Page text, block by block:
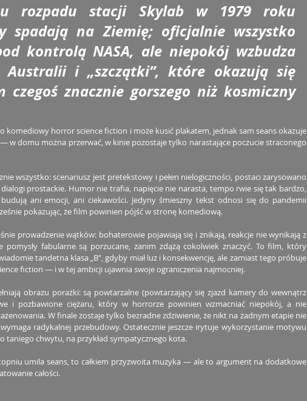
rozpadu stacji Skylab w 1979 roku
spadają na Ziemię; oficjalnie wszystko
kontrolą NASA, ale niepokój wzbudza
i „szczątki”, które okazują się
czegoś znacznie gorszego niż kosmiczny
komediowy horror science fiction i może kusić plakatem, jednak sam seans okazuje
w domu można przerwać, w kinie pozostaje tylko narastające poczucie straconego
wszystko: scenariusz jest pretekstowy i pełen nielogiczności, postaci zarysowano
prostackie. Humor nie trafia, napięcie nie narasta, tempo rwie się tak bardzo,
ani emocji, ani ciekawości. Jedyny śmieszny tekst odnosi się do pandemii
pokazując, że film powinien pójść w stronę komediową.
prowadzenie wątków: bohaterowie pojawiają się i znikają, reakcje nie wynikają z
pomysły fabularne są porzucane, zanim zdążą cokolwiek znaczyć. To film, który
tandetna klasa „B”, gdyby miał luz i konsekwencję, ale zamiast tego próbuje
fiction — i w tej ambicji ujawnia swoje ograniczenia najmocniej.
obrazu porażki: są powtarzalne (powtarzający się zjazd kamery do wewnątrz
i pozbawione ciężaru, który w horrorze powinien wzmacniać niepokój, a nie
W finale zostaje tylko bezradne zdziwienie, że nikt na żadnym etapie nie
wymaga radykalnej przebudowy. Ostatecznie jeszcze irytuje wykorzystanie motywu
taniego chwytu, na przykład sympatycznego kota.
umila seans, to całkiem przyzwoita muzyka — ale to argument na dodatkowe
całości.